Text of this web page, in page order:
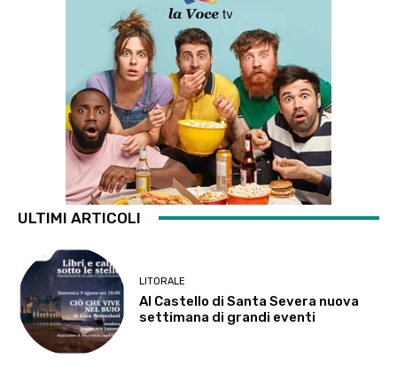
ULTIMI ARTICOLI
LITORALE
Al Castello di Santa Severa nuova
settimana di grandi eventi